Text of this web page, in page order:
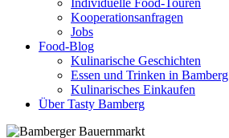
Individuelle Food-Touren
Kooperationsanfragen
Jobs
Food-Blog
Kulinarische Geschichten
Essen und Trinken in Bamberg
Kulinarisches Einkaufen
Über Tasty Bamberg